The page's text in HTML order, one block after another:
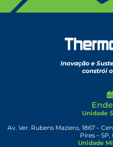
Inovação e
constrói
Unidade
Av. Ver. Rubens Maziero, 1867 –
Pires –
Unidade